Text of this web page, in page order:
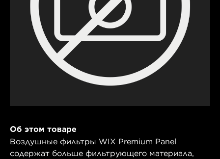
Об этом товаре
Воздушные фильтры WIX Premium Panel
содержат больше фильтрующего материала,